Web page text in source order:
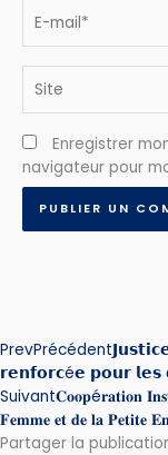
mail*
Enregistrer
navigateur pour
PrevPrécédent
𝗿𝗲𝗻𝗳𝗼𝗿𝗰é𝗲 𝗽𝗼𝘂𝗿
Suivant𝐂𝐨𝐨𝐩é𝐫𝐚𝐭𝐢𝐨𝐧
𝐅𝐞𝐦𝐦𝐞 𝐞𝐭 𝐝𝐞 𝐥𝐚 𝐏𝐞𝐭𝐢𝐭𝐞
Partager la